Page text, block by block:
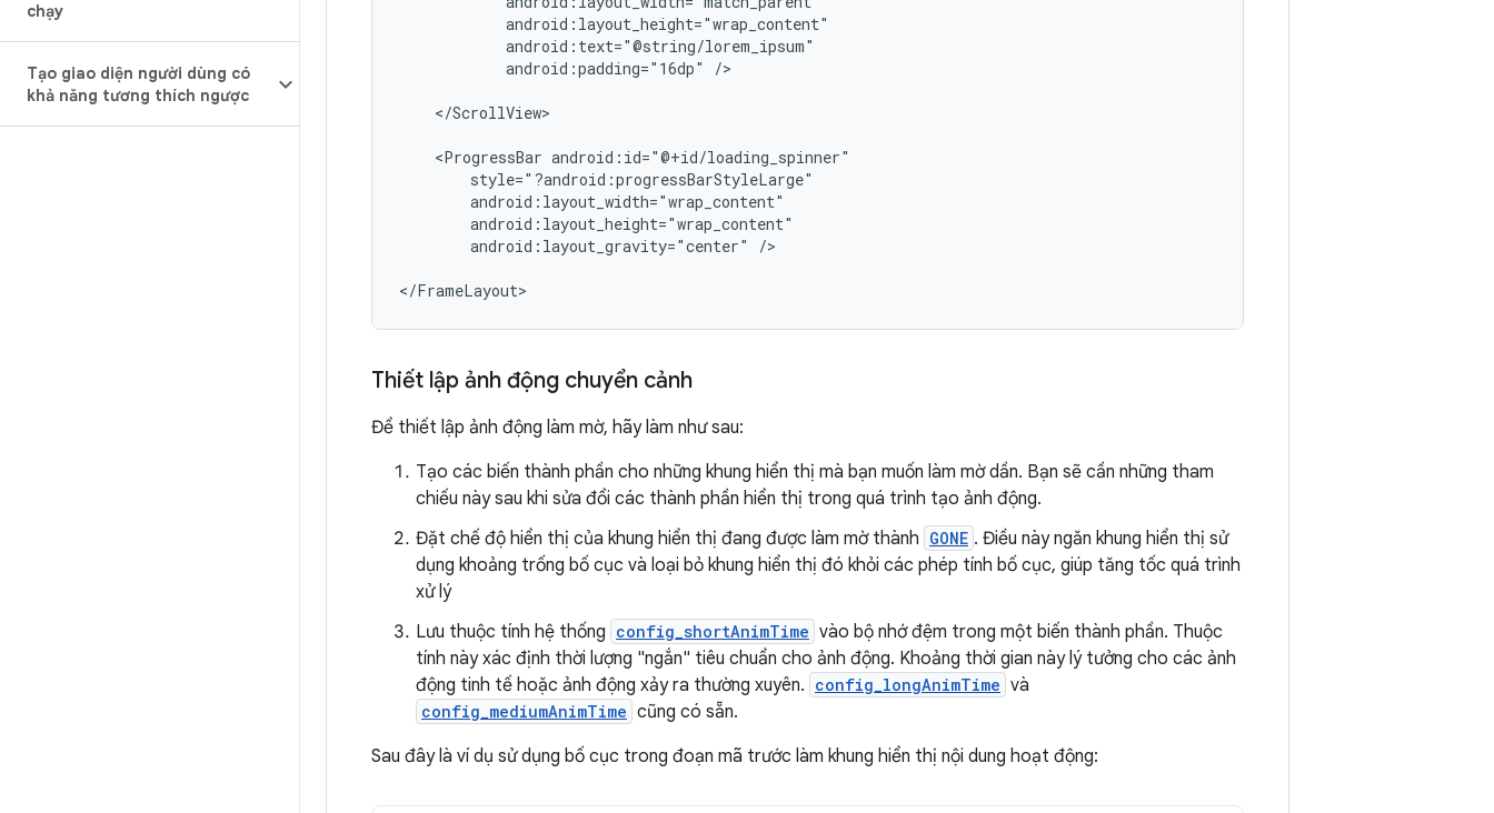
chạy
Tạo giao diện người dùng có
khả năng tương thích ngược
android:padding="16dp"
/>
</ScrollView>
<ProgressBar
android:layout_gravity="center"
/>
Thiết lập ảnh động chuyển cảnh
Để thiết lập ảnh động làm mờ, hãy làm như sau:
Tạo các biến thành phần cho những khung hiển thị mà bạn muốn làm mờ dần. Bạn sẽ cần những tham
chiếu này sau khi sửa đổi các thành phần hiển thị trong quá trình tạo ảnh động.
Đặt chế độ hiển thị của khung hiển thị đang được làm mờ thành GONE . Điều này ngăn khung hiển thị sử
dụng khoảng trống bố cục và loại bỏ khung hiển thị đó khỏi các phép tính bố cục, giúp tăng tốc quá trình
xử lý
Lưu thuộc tính hệ thống config_shortAnimTime vào bộ nhớ đệm trong một biến thành phần. Thuộc
tính này xác định thời lượng "ngắn" tiêu chuẩn cho ảnh động. Khoảng thời gian này lý tưởng cho các ảnh
động tinh tế hoặc ảnh động xảy ra thường xuyên. config_longAnimTime và
config_mediumAnimTime cũng có sẵn.
Sau đây là ví dụ sử dụng bố cục trong đoạn mã trước làm khung hiển thị nội dung hoạt động: